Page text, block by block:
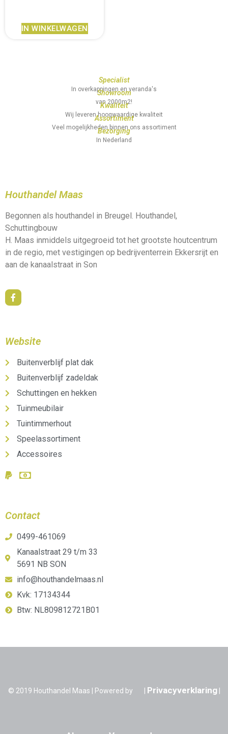
IN WINKELWAGEN
Specialist
In overkappingen en veranda's
Showroom
van 2000m2!
Kwaliteit
Wij leveren hoogwaardige kwaliteit
Assortiment
Veel mogelijkheden binnen ons assortiment
Bezorging
In Nederland
Houthandel Maas
Begonnen als houthandel in Breugel. Houthandel,
Schuttingbouw
H. Maas inmiddels uitgegroeid tot het grootste houtcentrum
in de regio, met vestigingen op bedrijventerrein Ekkersrijt en
aan de kanaalstraat in Son
Website
Buitenverblijf plat dak
Buitenverblijf zadeldak
Schuttingen en hekken
Tuinmeubilair
Tuintimmerhout
Speelassortiment
Accessoires
Contact
0499-461069
Kanaalstraat 29 t/m 33
5691 NB SON
info@houthandelmaas.nl
Kvk: 17134344
Btw: NL809812721B01
© 2019 Houthandel Maas | Powered by Privacyverklaring|